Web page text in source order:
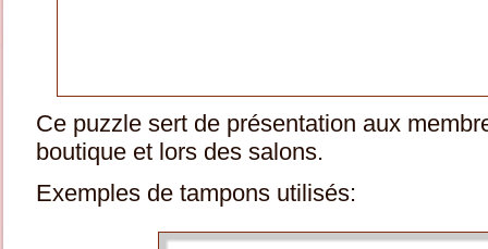
Ce puzzle sert de présentation aux
boutique et lors des salons.
Exemples de tampons utilisés: